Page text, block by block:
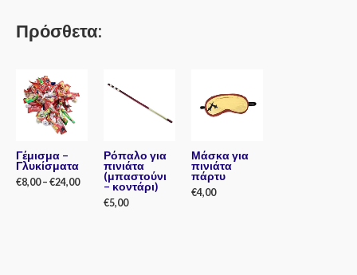
Πρόσθετα:
Γέμισμα –
Γλυκίσματα
€8,00– €24,00
Ρόπαλο για
πινιάτα
(μπαστούνι
– κοντάρι)
€5,00
Μάσκα για
πινιάτα
πάρτυ
€4,00